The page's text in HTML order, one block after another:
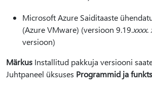
Microsoft Azure Saiditaaste
(Azure VMware) (versioon 9.19.xxxx.
versioon)
Märkus Installitud pakkuja versiooni
Juhtpaneel üksuses Programmid ja